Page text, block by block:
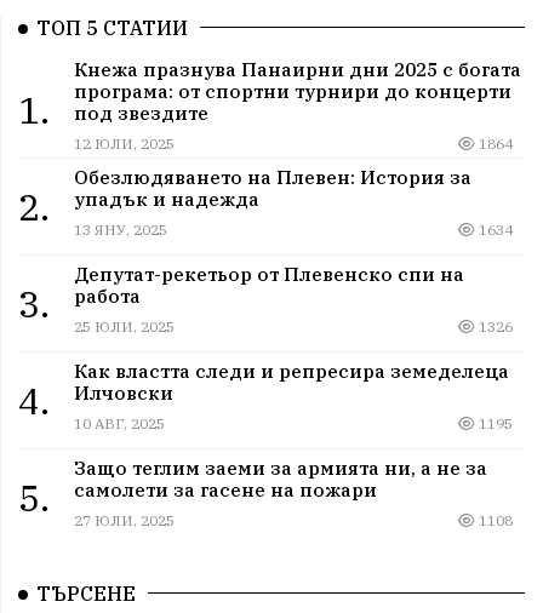
ТОП 5 СТАТИИ
1.
Кнежа празнува Панаирни дни 2025 с богата
програма: от спортни турнири до концерти
под звездите
12 ЮЛИ, 2025 1864
2.
Обезлюдяването на Плевен: История за
упадък и надежда
13 ЯНУ, 2025 1634
3.
Депутат-рекетьор от Плевенско спи на
работа
25 ЮЛИ, 2025 1326
4.
Как властта следи и репресира земеделеца
Илчовски
10 АВГ, 2025 1195
5.
Защо теглим заеми за армията ни, а не за
самолети за гасене на пожари
27 ЮЛИ, 2025 1108
ТЪРСЕНЕ